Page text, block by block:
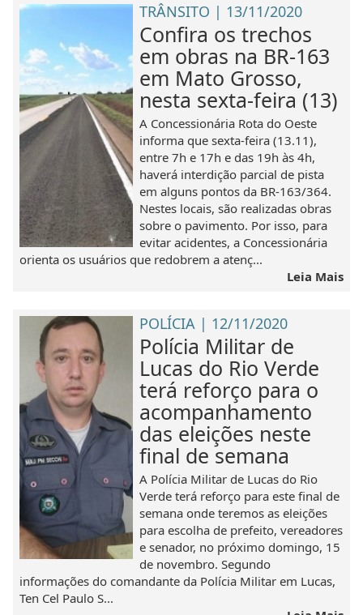
TRÂNSITO | 13/11/2020
Confira os trechos
em obras na BR-163
em Mato Grosso,
nesta sexta-feira (13)
A Concessionária Rota do Oeste
informa que sexta-feira (13.11),
entre 7h e 17h e das 19h às 4h,
haverá interdição parcial de pista
em alguns pontos da BR-163/364.
Nestes locais, são realizadas obras
sobre o pavimento. Por isso, para
evitar acidentes, a Concessionária
orienta os usuários que redobrem a atenç...
Leia Mais
POLÍCIA | 12/11/2020
Polícia Militar de
Lucas do Rio Verde
terá reforço para o
acompanhamento
das eleições neste
final de semana
A Polícia Militar de Lucas do Rio
Verde terá reforço para este final de
semana onde teremos as eleições
para escolha de prefeito, vereadores
e senador, no próximo domingo, 15
de novembro. Segundo
informações do comandante da Polícia Militar em Lucas,
Ten Cel Paulo S...